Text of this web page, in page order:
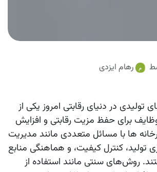
رهام ایزدی
تولیدی در دنیای رقابتی امروز یکی از
برای حفظ مزیت رقابتی و افزایش
ها با مسائل متعددی مانند مدیریت
تولید، کنترل کیفیت، و هماهنگی منابع
روش‌های سنتی مانند استفاده از